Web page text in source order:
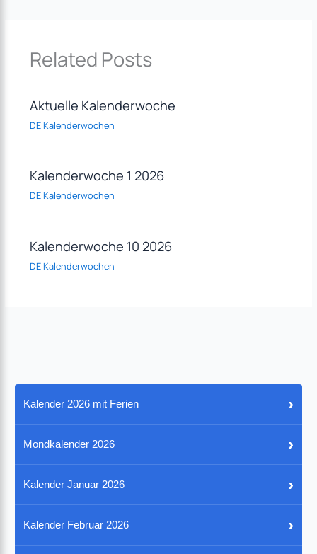
Related Posts
Aktuelle Kalenderwoche
DE Kalenderwochen
Kalenderwoche 1 2026
DE Kalenderwochen
Kalenderwoche 10 2026
DE Kalenderwochen
Kalender 2026 mit Ferien ›
Mondkalender 2026 ›
Kalender Januar 2026 ›
Kalender Februar 2026 ›